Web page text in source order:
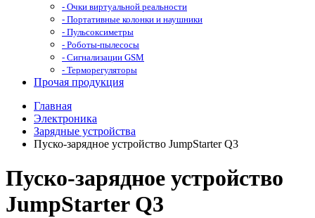
- Очки виртуальной реальности
- Портативные колонки и наушники
- Пульсоксиметры
- Роботы-пылесосы
- Сигнализации GSM
- Терморегуляторы
Прочая продукция
Главная
Электроника
Зарядные устройства
Пуско-зарядное устройство JumpStarter Q3
Пуско-зарядное устройство
JumpStarter Q3